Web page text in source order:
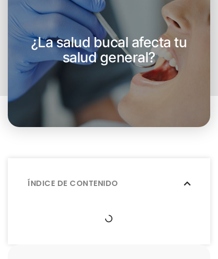
¿La salud bucal afecta tu
salud general?
ÍNDICE DE CONTENIDO